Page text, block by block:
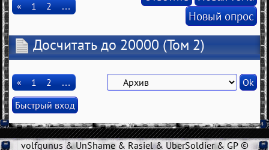
« 1 2 …
Новый опрос
Досчитать до 20000 (Том 2)
« 1 2 …
volfgunus & UnShame & Rasiel & UberSoldier & GP ©